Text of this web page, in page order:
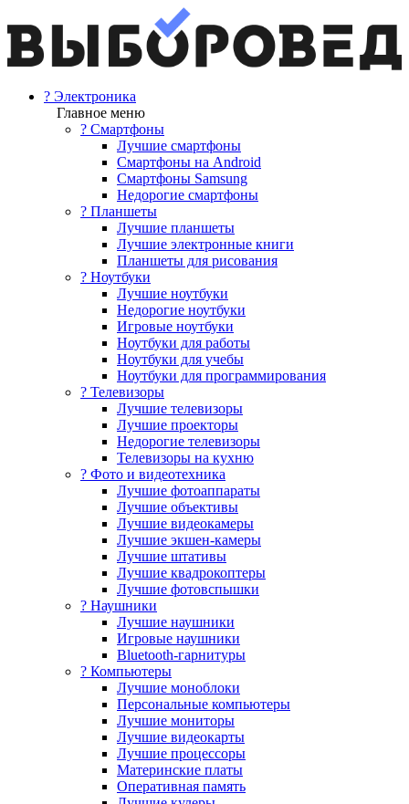
? Электроника
Главное меню
? Смартфоны
Лучшие смартфоны
Смартфоны на Android
Смартфоны Samsung
Недорогие смартфоны
? Планшеты
Лучшие планшеты
Лучшие электронные книги
Планшеты для рисования
? Ноутбуки
Лучшие ноутбуки
Недорогие ноутбуки
Игровые ноутбуки
Ноутбуки для работы
Ноутбуки для учебы
Ноутбуки для программирования
? Телевизоры
Лучшие телевизоры
Лучшие проекторы
Недорогие телевизоры
Телевизоры на кухню
? Фото и видеотехника
Лучшие фотоаппараты
Лучшие объективы
Лучшие видеокамеры
Лучшие экшен-камеры
Лучшие штативы
Лучшие квадрокоптеры
Лучшие фотовспышки
? Наушники
Лучшие наушники
Игровые наушники
Bluetooth-гарнитуры
?️ Компьютеры
Лучшие моноблоки
Персональные компьютеры
Лучшие мониторы
Лучшие видеокарты
Лучшие процессоры
Материнские платы
Оперативная память